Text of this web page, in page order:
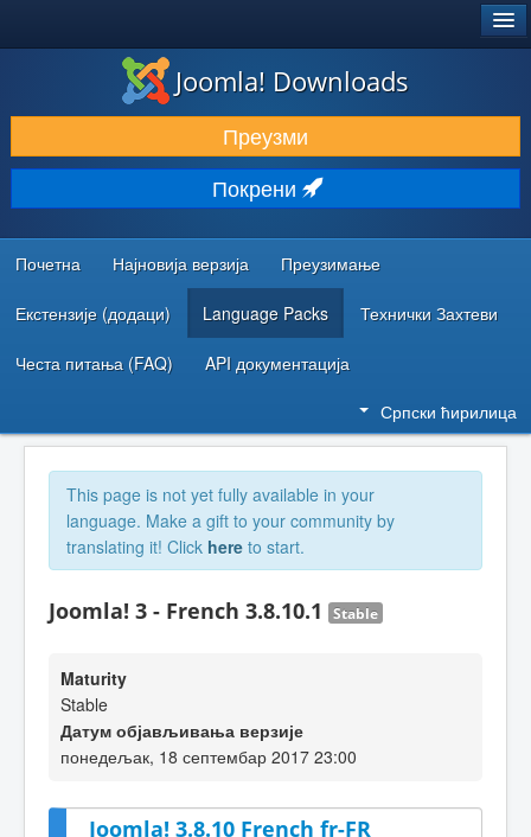
ПРЕУЗИМАЊЕ И ПРОШИРЕЊА (ЕКСТЕНЗИЈЕ)
ОТКРИЈТЕ И НАУЧИТЕ
ЗАЈЕДНИЦА И ПОДРШКА
РЕСУРСИ ЗА РАЗВОЈ
Joomla! Downloads
Преузми
Покрени
Почетна Најновија верзија Преузимање
Екстензије (додаци) Language Packs Технички Захтеви
Честа питања (FAQ) API документација
Српски ћирилица
This page is not yet fully available in your
language. Make a gift to your community by
translating it! Click here to start.
Joomla! 3 - French 3.8.10.1 Stable
Maturity
Stable
Датум објављивања верзије
понедељак, 18 септембар 2017 23:00
Joomla! 3.8.10 French fr-FR